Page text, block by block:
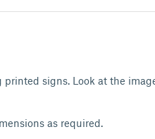
signs. Look at the
as required.